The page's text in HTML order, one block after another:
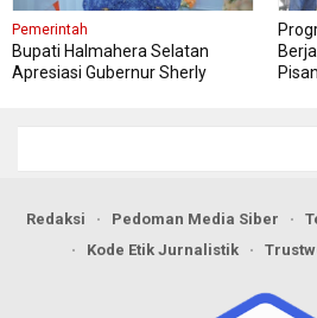
Pemerintah
Bupati Halmahera Selatan
Apresiasi Gubernur Sherly
Redaksi Pedoman Media Siber
Kode Etik Jurnalistik